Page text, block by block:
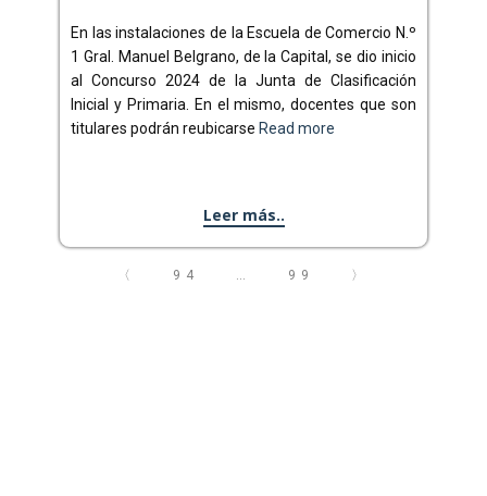
En las instalaciones de la Escuela de Comercio N.º
1 Gral. Manuel Belgrano, de la Capital, se dio inicio
al Concurso 2024 de la Junta de Clasificación
Inicial y Primaria. En el mismo, docentes que son
titulares podrán reubicarse Read more
Leer más..
〈 94 … 99 〉